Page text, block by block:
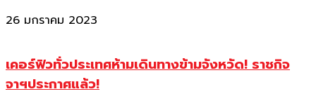
26 มกราคม 2023
เคอร์ฟิวทั่วประเทศห้ามเดินทางข้ามจังหวัด! ราชกิจ
จาฯประกาศแล้ว!